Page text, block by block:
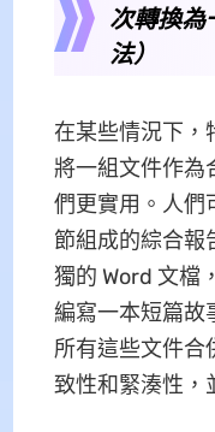
次轉換為
法）
在某些情況下，
將一組文件作為
們更實用。人們
節組成的綜合報
獨的 Word 文檔
編寫一本短篇故
所有這些文件合
致性和緊湊性，